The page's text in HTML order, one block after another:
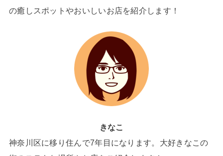
の癒しスポットやおいしいお店を紹介します！
きなこ
神奈川区に移り住んで7年目になります。大好きなこの